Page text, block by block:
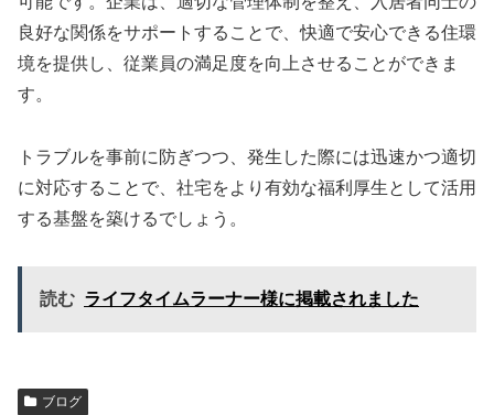
良好な関係をサポートすることで、快適で安心できる住環
境を提供し、従業員の満足度を向上させることができま
す。
トラブルを事前に防ぎつつ、発生した際には迅速かつ適切
に対応することで、社宅をより有効な福利厚生として活用
する基盤を築けるでしょう。
読む ライフタイムラーナー様に掲載されました
ブログ